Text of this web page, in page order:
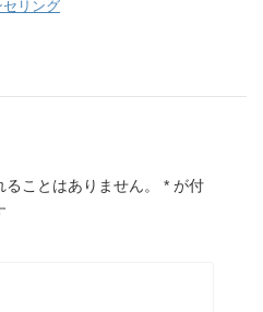
セリング
ことはありません。 * が付